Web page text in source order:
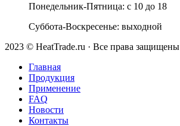
Понедельник-Пятница: с 10 до 18
Суббота-Воскресенье: выходной
2023 © HeatTrade.ru · Все права защищены
Главная
Продукция
Применение
FAQ
Новости
Контакты